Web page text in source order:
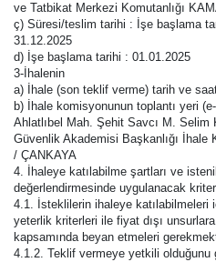
ve Tatbikat Merkezi Komutanlığı
ç) Süresi/teslim tarihi : İşe başlama
31.12.2025
d) İşe başlama tarihi : 01.01.2025
3-İhalenin
a) İhale (son teklif verme) tarih ve
b) İhale komisyonunun toplantı yeri
Ahlatlıbel Mah. Şehit Savcı M. Selim
Güvenlik Akademisi Başkanlığı İhale
/ ÇANKAYA
4. İhaleye katılabilme şartları ve
değerlendirmesinde uygulanacak
4.1. İsteklilerin ihaleye katılabilmeleri
yeterlik kriterleri ile fiyat dışı
kapsamında beyan etmeleri
4.1.2. Teklif vermeye yetkili olduğunu